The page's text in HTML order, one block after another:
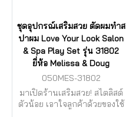
ชุดอุปกรณ์เสริมสวย ตัดผมทำส
ปาผม Love Your Look Salon
& Spa Play Set รุ่น 31802
ยี่ห้อ Melissa & Doug
050MES-31802
มาเปิดร้านเสริมสวย! สไตลิสต์
ตัวน้อย เอาใจลูกค้าด้วยของใช้